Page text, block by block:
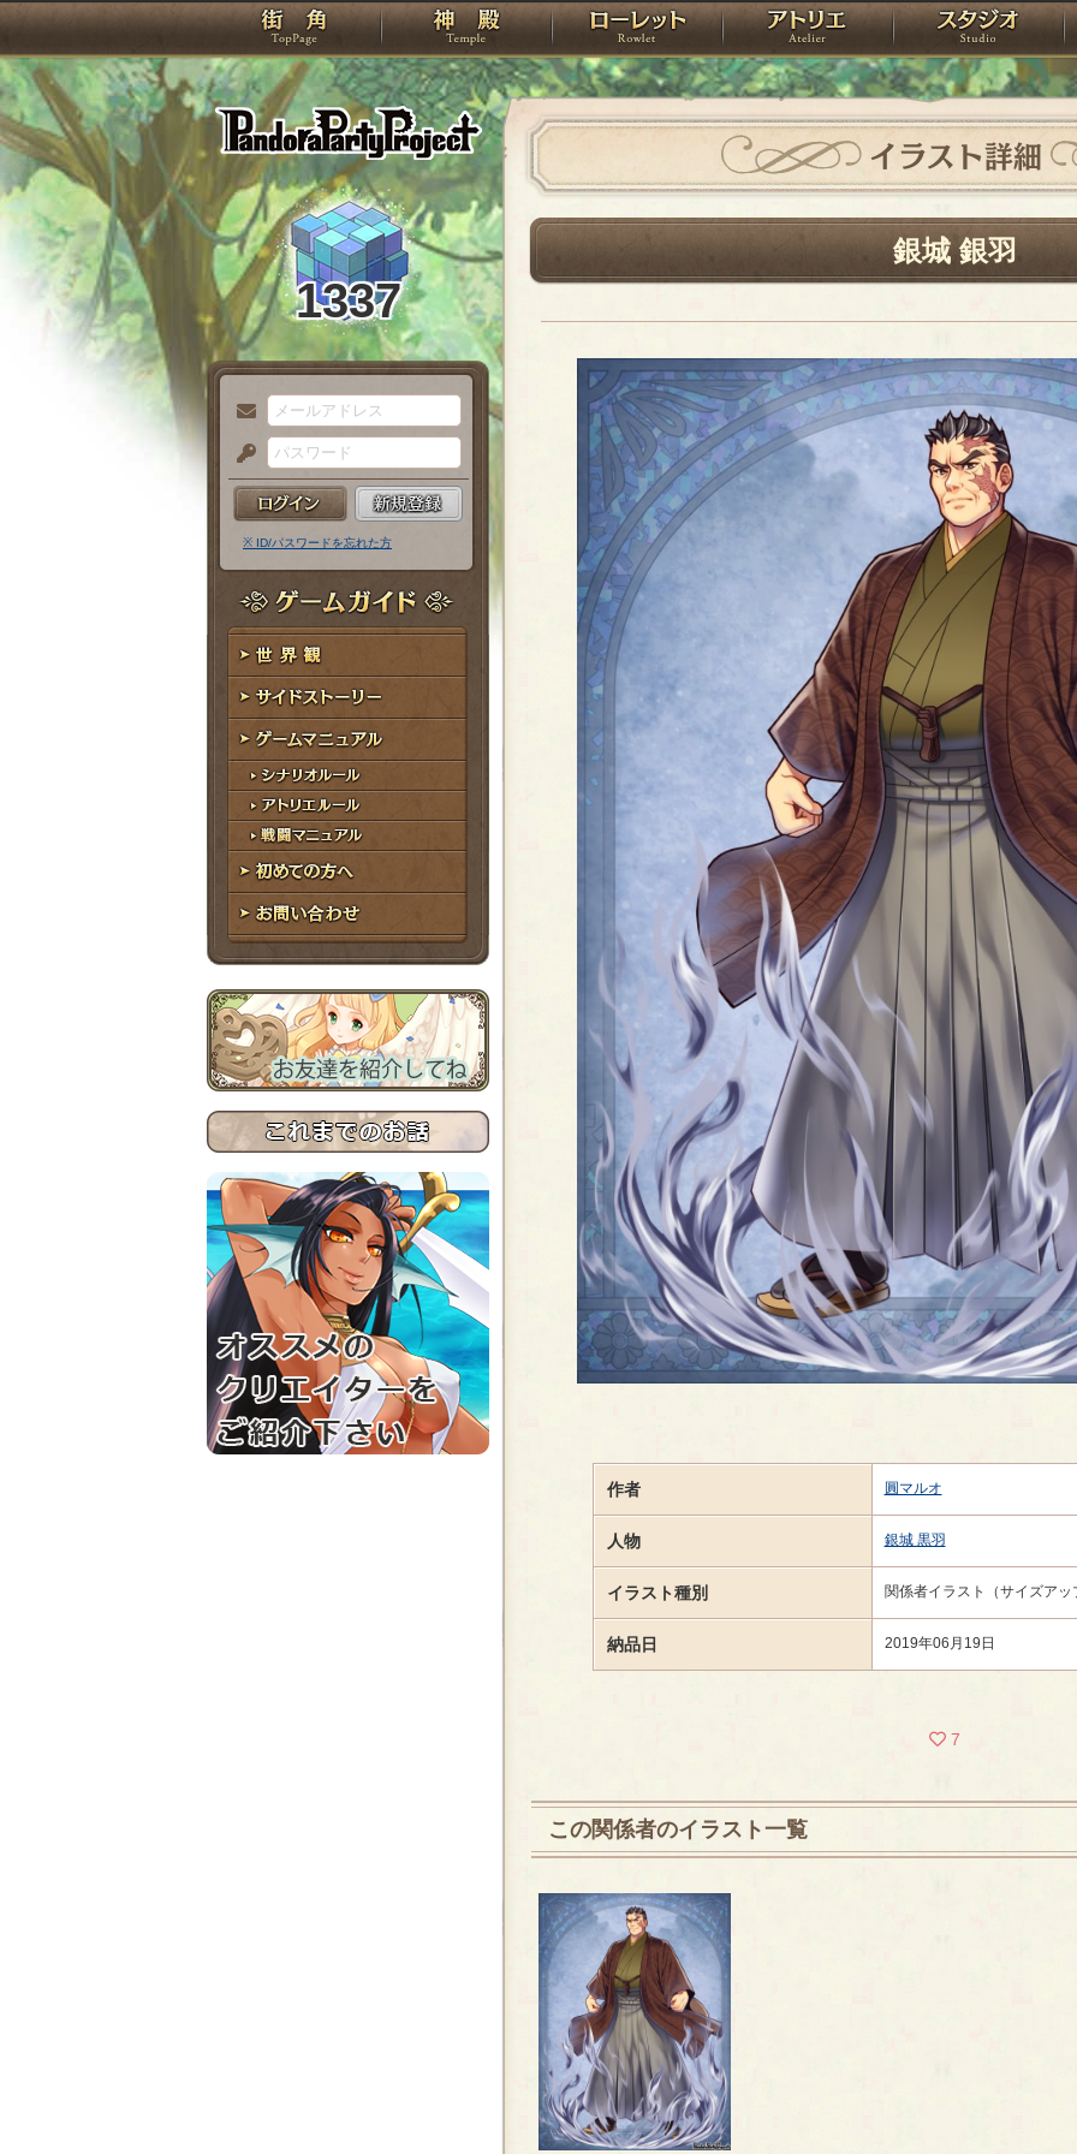
PandoraPartyProject
TOP 神殿 ローレット アトリエ
1337
メ
ー
ル
ア
ド
レ
ス
パ
ス
ー
ド
※ ID/パスワードを忘れた方
ゲームガイド
世界観
サイドストーリー
ゲームマニュアル
シナリオルール
アトリエルール
戦闘マニュアル
初めての方へ
お問い合わせ
イラスト詳細
銀城 銀羽
作者 圓マルオ
人物 銀城 黒羽
イラスト種別 関係者イラスト（サイズアッ
納品日 2019年06月19日
7
この関係者のイラスト一覧